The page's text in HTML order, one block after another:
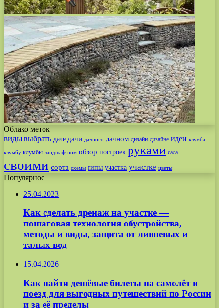
Облако меток
виды выбрать даче дачи дачного дачном дизайн дизайне идеи клумба
клумбу клумбы ландшафтном обзор построек руками сада
своими сорта схемы типы участка участке цветы
Популярное
25.04.2023
Как сделать дренаж на участке —
пошаговая технология обустройства,
методы и виды, защита от ливневых и
талых вод
15.04.2026
Как найти дешёвые билеты на самолёт и
поезд для выгодных путешествий по России
и за её пределы